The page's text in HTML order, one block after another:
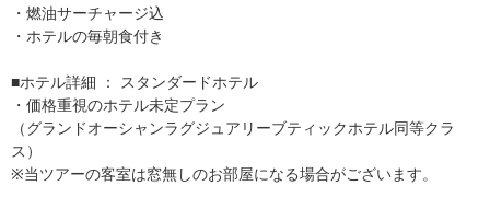
・燃油サーチャージ込
・ホテルの毎朝食付き
■ホテル詳細 ： スタンダードホテル
・価格重視のホテル未定プラン
（グランドオーシャンラグジュアリーブティックホテル同等クラ
ス）
※当ツアーの客室は窓無しのお部屋になる場合がございます。